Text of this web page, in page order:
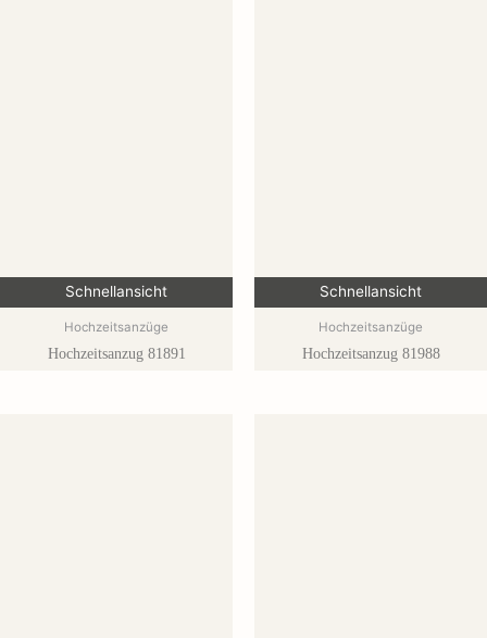
Schnellansicht
Hochzeitsanzüge
Hochzeitsanzug 81891
Schnellansicht
Hochzeitsanzüge
Hochzeitsanzug 81988